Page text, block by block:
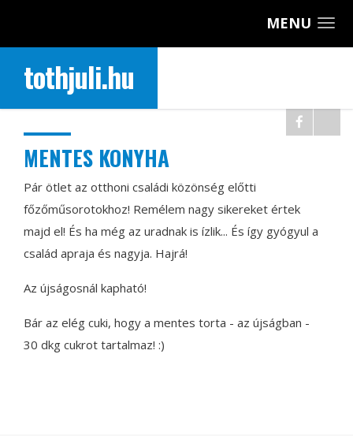
MENU
tothjuli.hu
MENTES KONYHA
Pár ötlet az otthoni családi közönség előtti
főzőműsorotokhoz! Remélem nagy sikereket értek
majd el! És ha még az uradnak is ízlik... És így gyógyul a
család apraja és nagyja. Hajrá!
Az újságosnál kapható!
Bár az elég cuki, hogy a mentes torta - az újságban -
30 dkg cukrot tartalmaz! :)